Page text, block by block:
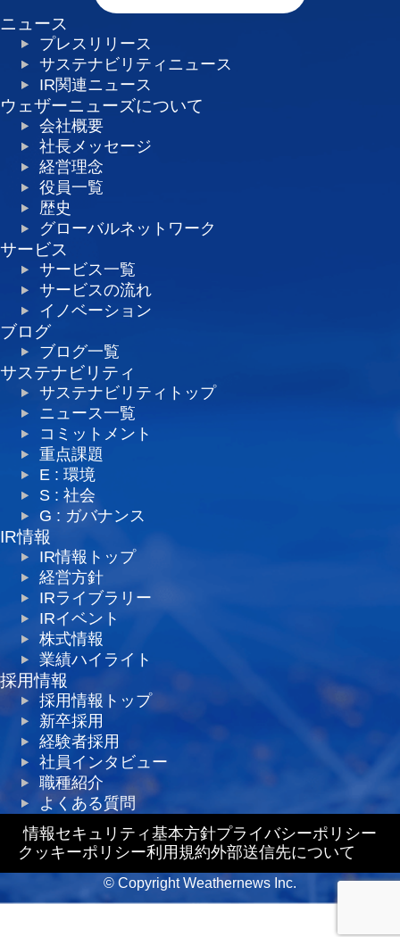
ニュース
プレスリリース
サステナビリティニュース
IR関連ニュース
ウェザーニューズについて
会社概要
社長メッセージ
経営理念
役員一覧
歴史
グローバルネットワーク
サービス
サービス一覧
サービスの流れ
イノベーション
ブログ
ブログ一覧
サステナビリティ
サステナビリティトップ
ニュース一覧
コミットメント
重点課題
E : 環境
S : 社会
G : ガバナンス
IR情報
IR情報トップ
経営方針
IRライブラリー
IRイベント
株式情報
業績ハイライト
採用情報
採用情報トップ
新卒採用
経験者採用
社員インタビュー
職種紹介
よくある質問
情報セキュリティ基本方針プライバシーポリシー
クッキーポリシー利用規約外部送信先について
© Copyright Weathernews Inc.